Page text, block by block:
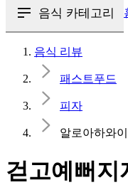
음식 카테고리
음식 리뷰
패스트푸드
피자
알로아하와이
걷고예뻐지